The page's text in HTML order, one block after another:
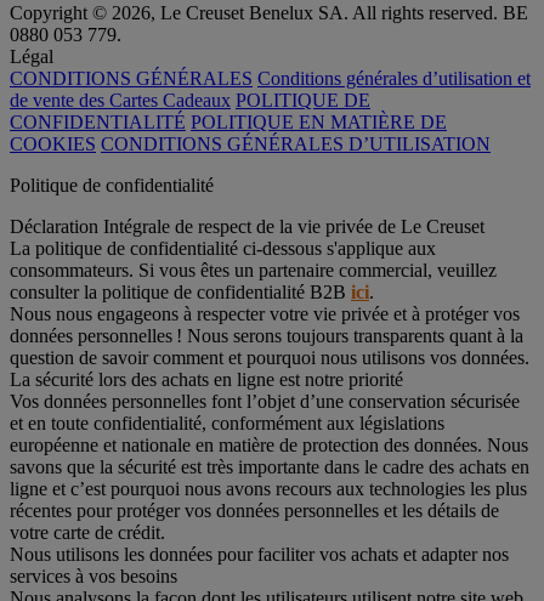
Copyright © 2026, Le Creuset Benelux SA. All rights reserved. BE
0880 053 779.
Légal
CONDITIONS GÉNÉRALES Conditions générales d’utilisation et
de vente des Cartes Cadeaux POLITIQUE DE
CONFIDENTIALITÉ POLITIQUE EN MATIÈRE DE
COOKIES CONDITIONS GÉNÉRALES D’UTILISATION
Politique de confidentialité
Déclaration Intégrale de respect de la vie privée de Le Creuset
La politique de confidentialité ci-dessous s'applique aux
consommateurs. Si vous êtes un partenaire commercial, veuillez
consulter la politique de confidentialité B2B ici.
Nous nous engageons à respecter votre vie privée et à protéger vos
données personnelles ! Nous serons toujours transparents quant à la
question de savoir comment et pourquoi nous utilisons vos données.
La sécurité lors des achats en ligne est notre priorité
Vos données personnelles font l’objet d’une conservation sécurisée
et en toute confidentialité, conformément aux législations
européenne et nationale en matière de protection des données. Nous
savons que la sécurité est très importante dans le cadre des achats en
ligne et c’est pourquoi nous avons recours aux technologies les plus
récentes pour protéger vos données personnelles et les détails de
votre carte de crédit.
Nous utilisons les données pour faciliter vos achats et adapter nos
services à vos besoins